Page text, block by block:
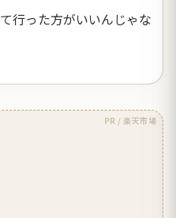
行った方がいいんじゃな
PR / 楽天市場